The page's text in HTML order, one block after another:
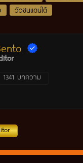
วัวชนแดนใต้
1341 บทความ